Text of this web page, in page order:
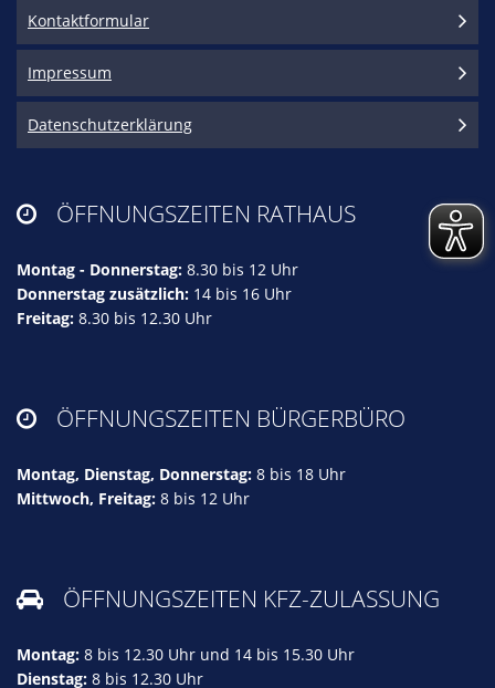
Kontaktformular
Impressum
Datenschutzerklärung
 ÖFFNUNGSZEITEN RATHAUS
Montag - Donnerstag: 8.30 bis 12 Uhr
Donnerstag zusätzlich: 14 bis 16 Uhr
Freitag: 8.30 bis 12.30 Uhr
 ÖFFNUNGSZEITEN BÜRGERBÜRO
Montag, Dienstag, Donnerstag: 8 bis 18 Uhr
Mittwoch, Freitag: 8 bis 12 Uhr
 ÖFFNUNGSZEITEN KFZ-ZULASSUNG
Montag: 8 bis 12.30 Uhr und 14 bis 15.30 Uhr
Dienstag: 8 bis 12.30 Uhr